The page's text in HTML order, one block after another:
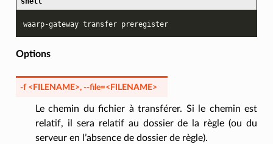
waarp-gateway transfer preregister
Options
-f <FILENAME>, --file=<FILENAME>
Le chemin du fichier à transférer. Si le chemin est
relatif, il sera relatif au dossier de la règle (ou du
serveur en l’absence de dossier de règle).